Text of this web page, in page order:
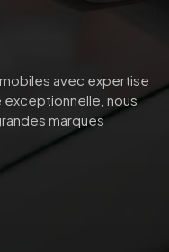
avec expertise
exceptionnelle, nous
marques